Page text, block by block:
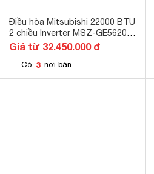
Điều hòa Mitsubishi 22000 BTU
2 chiều Inverter MSZ-GE5620S
gas R-32
Giá từ 32.450.000 đ
Có 3 nơi bán